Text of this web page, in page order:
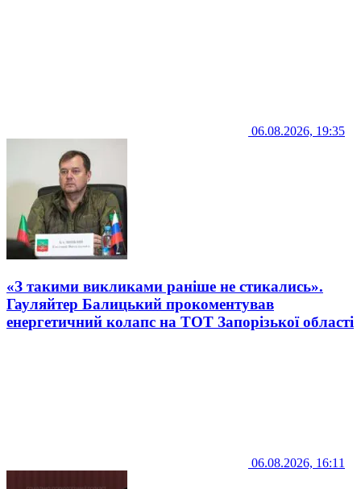
06.08.2026, 19:35
«З такими викликами раніше не стикались».
Гауляйтер Балицький прокоментував
енергетичний колапс на ТОТ Запорізької області
06.08.2026, 16:11